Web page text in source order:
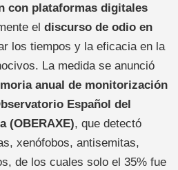
con plataformas digitales
el discurso de odio en
los tiempos y la eficacia en la
La medida se anunció
anual de monitorización
Español del
(OBERAXE), que detectó
xenófobos, antisemitas,
de los cuales solo el 35% fue